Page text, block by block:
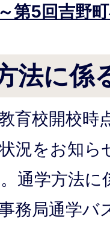
第5回吉野
法に係
育校開校時
況をお知ら
通学方法
務局通学バ